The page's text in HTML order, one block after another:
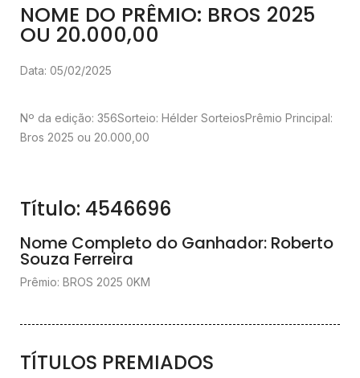
NOME DO PRÊMIO: BROS 2025
OU 20.000,00
Data: 05/02/2025
Nº da edição: 356Sorteio: Hélder SorteiosPrêmio Principal:
Bros 2025 ou 20.000,00
Título: 4546696
Nome Completo do Ganhador: Roberto
Souza Ferreira
Prêmio: BROS 2025 0KM
TÍTULOS PREMIADOS